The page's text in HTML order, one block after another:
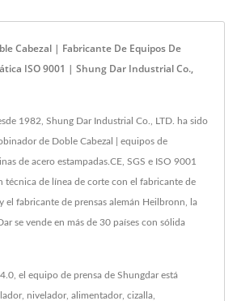
Cabezal | Fabricante De Equipos De
ISO 9001 | Shung Dar Industrial Co.,
1982, Shung Dar Industrial Co., LTD. ha sido
de Doble Cabezal | equipos de
de acero estampadas.CE, SGS e ISO 9001
técnica de línea de corte con el fabricante de
el fabricante de prensas alemán Heilbronn, la
se vende en más de 30 países con sólida
el equipo de prensa de Shungdar está
nivelador, alimentador, cizalla,